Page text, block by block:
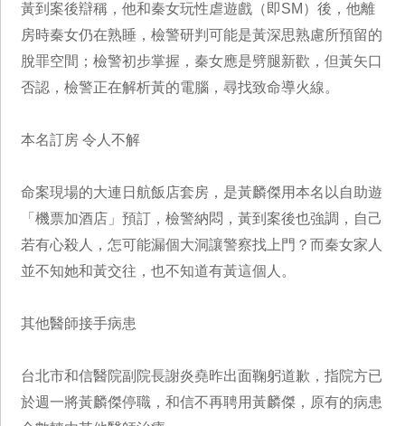
黃到案後辯稱，他和秦女玩性虐遊戲（即SM）後，他離
房時秦女仍在熟睡，檢警研判可能是黃深思熟慮所預留的
脫罪空間；檢警初步掌握，秦女應是劈腿新歡，但黃矢口
否認，檢警正在解析黃的電腦，尋找致命導火線。
本名訂房 令人不解
命案現場的大連日航飯店套房，是黃麟傑用本名以自助遊
「機票加酒店」預訂，檢警納悶，黃到案後也強調，自己
若有心殺人，怎可能漏個大洞讓警察找上門？而秦女家人
並不知她和黃交往，也不知道有黃這個人。
其他醫師接手病患
台北市和信醫院副院長謝炎堯昨出面鞠躬道歉，指院方已
於週一將黃麟傑停職，和信不再聘用黃麟傑，原有的病患